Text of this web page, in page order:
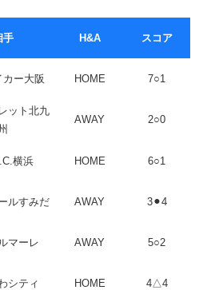
手 H&A スコア
カー大阪 HOME 7○1
ット北九
AWAY 2○0
横浜 HOME 6○1
ルすみだ AWAY 3⚫︎4
マーレ AWAY 5○2
シティ HOME 4△4